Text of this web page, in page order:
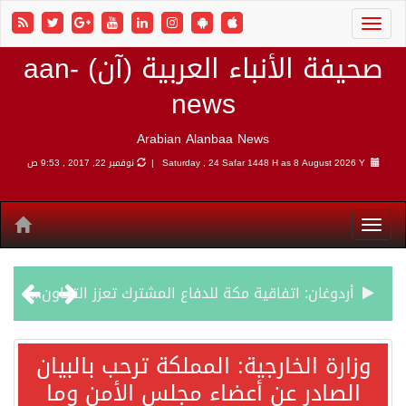
صحيفة الأنباء العربية (آن) aan-
news
Arabian Alanbaa News
Saturday , 24 Safar 1448 H as8 August 2026 Y | نوفمبر 22, 2017 , 9:53 ص
أردوغان: اتفاقية مكة للدفاع المشترك تعزز التعاون الأمني ولا تستهدف أي دولة
سمو وزير الخارجية : اتفاقية مكة تعكس الإرادة السياسية لحماية أمن المنطقة
وزارة الخارجية: المملكة ترحب بالبيان
الصادر عن أعضاء مجلس الأمن وما